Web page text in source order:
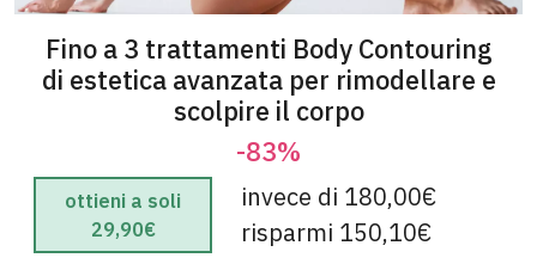
Fino a 3 trattamenti Body Contouring
di estetica avanzata per rimodellare e
scolpire il corpo
-83%
ottieni a soli
29,90€
invece di 180,00€
risparmi 150,10€